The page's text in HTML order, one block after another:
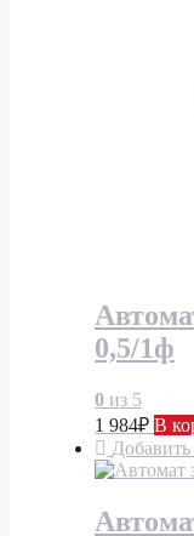
0,5/1ф
0 из 5
1 984₽ В